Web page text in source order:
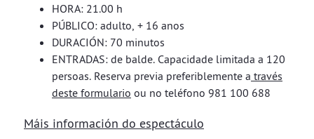
HORA: 21.00 h
PÚBLICO: adulto, + 16 anos
DURACIÓN: 70 minutos
ENTRADAS: de balde. Capacidade limitada a 120
persoas. Reserva previa preferiblemente a través
deste formulario ou no teléfono 981 100 688
Máis información do espectáculo